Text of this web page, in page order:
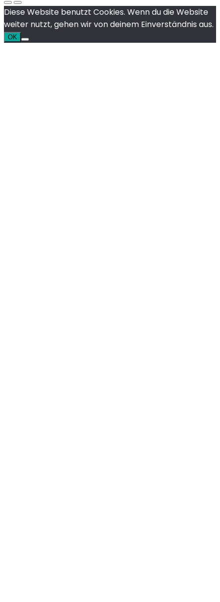
Diese Website benutzt Cookies. Wenn du die Website
weiter nutzt, gehen wir von deinem Einverständnis aus.
OK